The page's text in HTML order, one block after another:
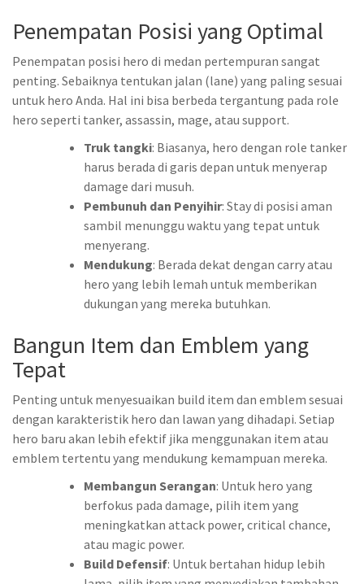
Penempatan Posisi yang Optimal
Penempatan posisi hero di medan pertempuran sangat
penting. Sebaiknya tentukan jalan (lane) yang paling sesuai
untuk hero Anda. Hal ini bisa berbeda tergantung pada role
hero seperti tanker, assassin, mage, atau support.
Truk tangki: Biasanya, hero dengan role tanker
harus berada di garis depan untuk menyerap
damage dari musuh.
Pembunuh dan Penyihir: Stay di posisi aman
sambil menunggu waktu yang tepat untuk
menyerang.
Mendukung: Berada dekat dengan carry atau
hero yang lebih lemah untuk memberikan
dukungan yang mereka butuhkan.
Bangun Item dan Emblem yang
Tepat
Penting untuk menyesuaikan build item dan emblem sesuai
dengan karakteristik hero dan lawan yang dihadapi. Setiap
hero baru akan lebih efektif jika menggunakan item atau
emblem tertentu yang mendukung kemampuan mereka.
Membangun Serangan: Untuk hero yang
berfokus pada damage, pilih item yang
meningkatkan attack power, critical chance,
atau magic power.
Build Defensif: Untuk bertahan hidup lebih